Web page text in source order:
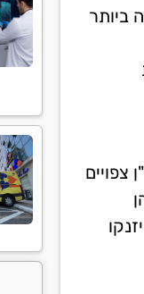
ביותר